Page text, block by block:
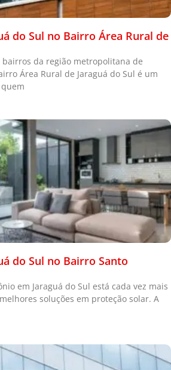
do Sul no Bairro Área Rural de
bairros da região metropolitana de
Área Rural de Jaraguá do Sul é um
do Sul no Bairro Santo
em Jaraguá do Sul está cada vez mais
soluções em proteção solar. A